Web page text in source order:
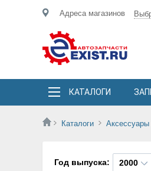
Адреса магазинов
КАТАЛОГИ
Каталоги Аксессуары
Год выпуска: 2000